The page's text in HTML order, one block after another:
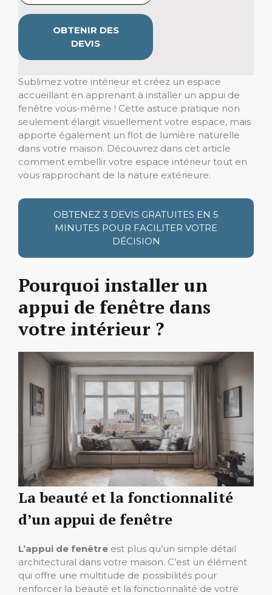
OBTENIR DES
DEVIS
Sublimez votre intérieur et créez un espace
accueillant en apprenant à installer un appui de
fenêtre vous-même ! Cette astuce pratique non
seulement élargit visuellement votre espace, mais
apporte également un flot de lumière naturelle
dans votre maison. Découvrez dans cet article
comment embellir votre espace intérieur tout en
vous rapprochant de la nature extérieure.
OBTENEZ 3 DEVIS GRATUITES EN 5
MINUTES POUR FACILITER VOTRE
DÉCISION
Pourquoi installer un
appui de fenêtre dans
votre intérieur ?
La beauté et la fonctionnalité
d’un appui de fenêtre
L’appui de fenêtre est plus qu’un simple détail
architectural dans votre maison. C’est un élément
qui offre une multitude de possibilités pour
renforcer la beauté et la fonctionnalité de votre